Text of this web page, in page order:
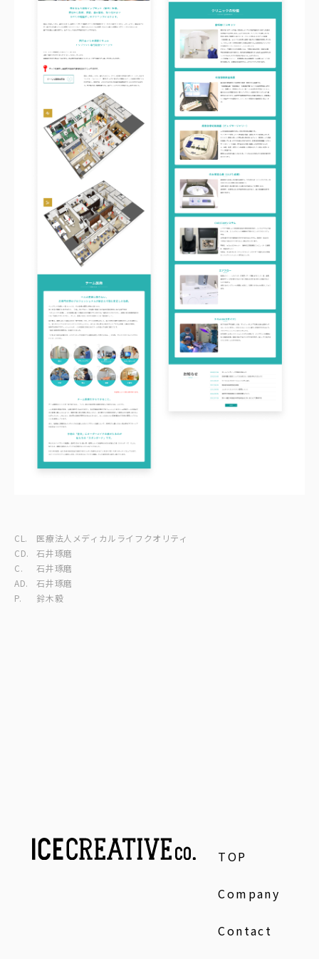
CL.
CD.
C.
AD.
P.
医療法人メディカルライフクオリティ
石井琢磨
石井琢磨
石井琢磨
鈴木毅
TOP
Company
Contact